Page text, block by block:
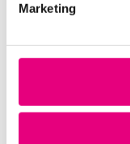
Marketing